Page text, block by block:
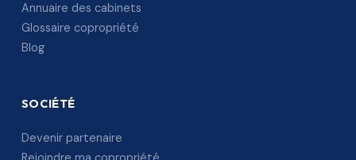
Annuaire des cabinets
Glossaire copropriété
Blog
SOCIÉTÉ
Devenir partenaire